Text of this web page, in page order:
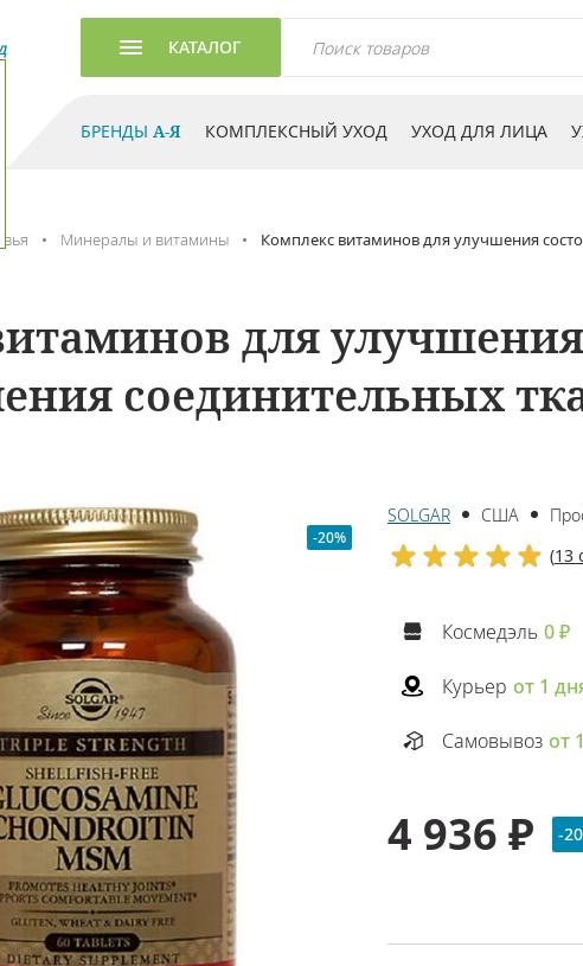
КАТАЛОГ
БРЕНДЫ А-Я КОМПЛЕКСНЫЙ УХОД УХОД ДЛЯ ЛИЦА
Минералы и витамины Комплекс витаминов для улучшения
для
соединительных
-20%
SOLGAR США
(13
Космедэль 0 ₽
Курьер от 1
Самовывоз от
4 936 ₽ -